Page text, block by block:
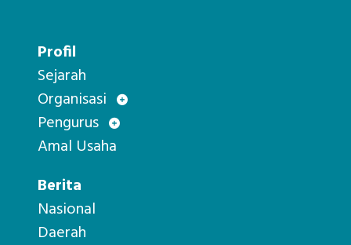
Profil
Sejarah
Organisasi
Pengurus
Amal Usaha
Berita
Nasional
Daerah